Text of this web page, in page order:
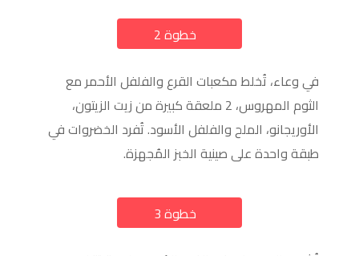
خطوة 2
في وعاء، تُخلط مكعبات القرع والفلفل الأحمر مع
الثوم المهروس، 2 ملعقة كبيرة من زيت الزيتون،
الأوريجانو، الملح والفلفل الأسود. تُفرد الخضروات في
طبقة واحدة على صينية الخبز المُجهزة.
خطوة 3